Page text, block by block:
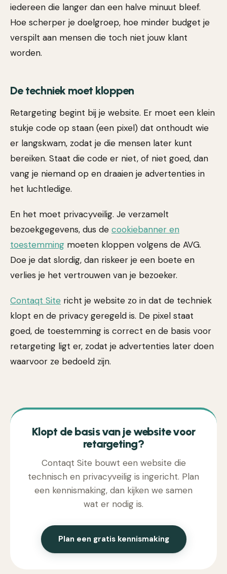
iedereen die langer dan een halve minuut bleef.
Hoe scherper je doelgroep, hoe minder budget je
verspilt aan mensen die toch niet jouw klant
worden.
De techniek moet kloppen
Retargeting begint bij je website. Er moet een klein
stukje code op staan (een pixel) dat onthoudt wie
er langskwam, zodat je die mensen later kunt
bereiken. Staat die code er niet, of niet goed, dan
vang je niemand op en draaien je advertenties in
het luchtledige.
En het moet privacyveilig. Je verzamelt
bezoekgegevens, dus de cookiebanner en
toestemming moeten kloppen volgens de AVG.
Doe je dat slordig, dan riskeer je een boete en
verlies je het vertrouwen van je bezoeker.
Contaqt Site richt je website zo in dat de techniek
klopt en de privacy geregeld is. De pixel staat
goed, de toestemming is correct en de basis voor
retargeting ligt er, zodat je advertenties later doen
waarvoor ze bedoeld zijn.
Klopt de basis van je website voor
retargeting?
Contaqt Site bouwt een website die
technisch en privacyveilig is ingericht. Plan
een kennismaking, dan kijken we samen
wat er nodig is.
Plan een gratis kennismaking